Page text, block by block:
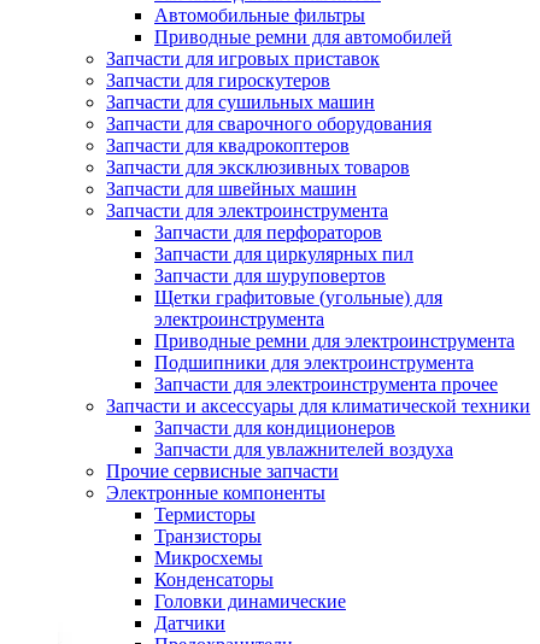
Автомобильные фильтры
Приводные ремни для автомобилей
Запчасти для игровых приставок
Запчасти для гироскутеров
Запчасти для сушильных машин
Запчасти для сварочного оборудования
Запчасти для квадрокоптеров
Запчасти для эксклюзивных товаров
Запчасти для швейных машин
Запчасти для электроинструмента
Запчасти для перфораторов
Запчасти для циркулярных пил
Запчасти для шуруповертов
Щетки графитовые (угольные) для
электроинструмента
Приводные ремни для электроинструмента
Подшипники для электроинструмента
Запчасти для электроинструмента прочее
Запчасти и аксессуары для климатической техники
Запчасти для кондиционеров
Запчасти для увлажнителей воздуха
Прочие сервисные запчасти
Электронные компоненты
Термисторы
Транзисторы
Микросхемы
Конденсаторы
Головки динамические
Датчики